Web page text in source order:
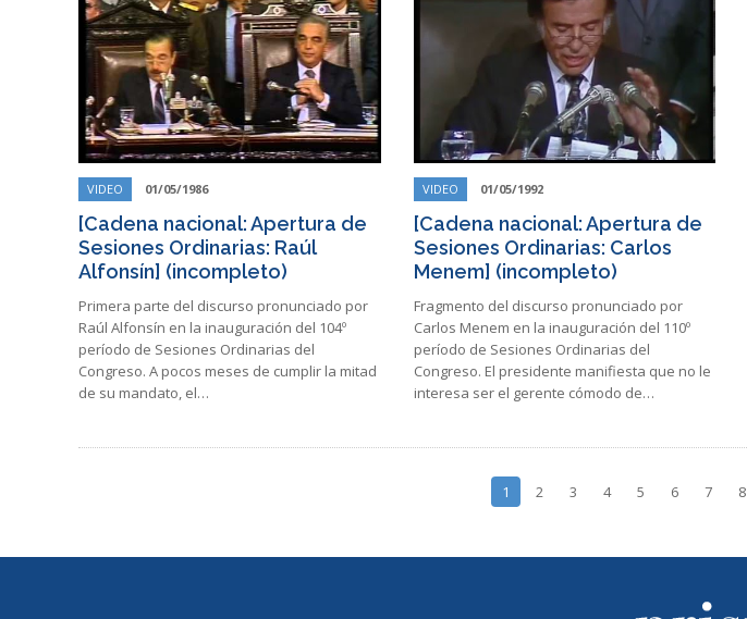
VIDEO 01/05/1986
[Cadena nacional: Apertura de
Sesiones Ordinarias: Raúl
Alfonsín] (incompleto)
Primera parte del discurso pronunciado por
Raúl Alfonsín en la inauguración del 104º
período de Sesiones Ordinarias del
Congreso. A pocos meses de cumplir la mitad
de su mandato, el…
VIDEO 01/05/1992
[Cadena nacional: Apertura de
Sesiones Ordinarias: Carlos
Menem] (incompleto)
Fragmento del discurso pronunciado por
Carlos Menem en la inauguración del 110º
período de Sesiones Ordinarias del
Congreso. El presidente manifiesta que no le
interesa ser el gerente cómodo de…
1 2 3 4 5 6 7 8